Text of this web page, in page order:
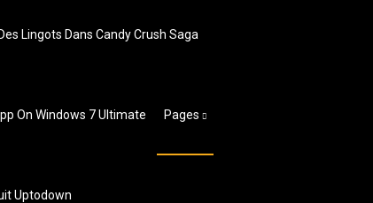
Lingots Dans Candy Crush Saga
On Windows 7 Ultimate Pages
Uptodown